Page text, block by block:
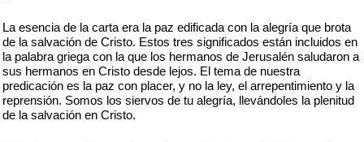
La esencia de la carta era la paz edificada con la alegría que brota
de la salvación de Cristo. Estos tres significados están incluidos en
la palabra griega con la que los hermanos de Jerusalén saludaron a
sus hermanos en Cristo desde lejos. El tema de nuestra
predicación es la paz con placer, y no la ley, el arrepentimiento y la
reprensión. Somos los siervos de tu alegría, llevándoles la plenitud
de la salvación en Cristo.